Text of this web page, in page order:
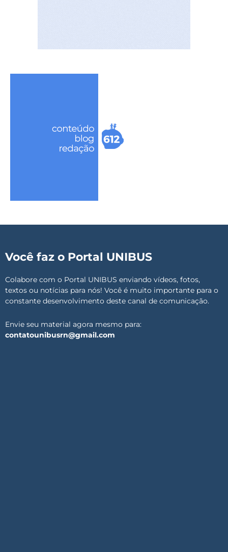
Você faz o Portal UNIBUS
Colabore com o Portal UNIBUS enviando vídeos, fotos,
textos ou notícias para nós! Você é muito importante para o
constante desenvolvimento deste canal de comunicação.
Envie seu material agora mesmo para:
contatounibusrn@gmail.com